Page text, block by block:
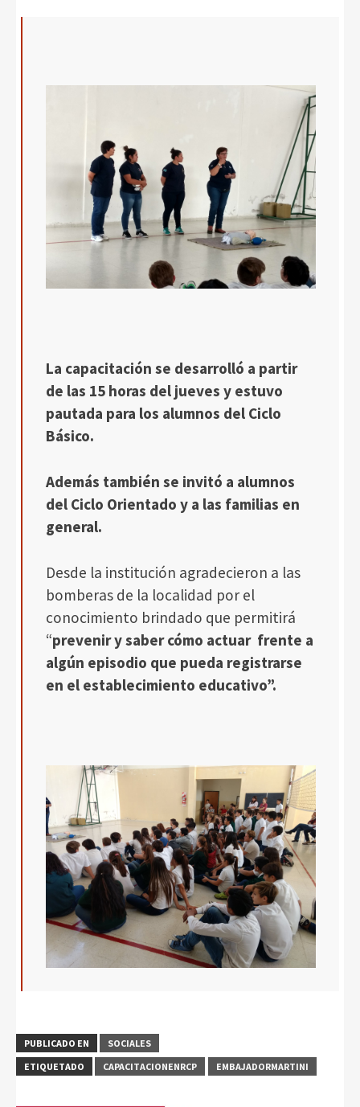
La capacitación se desarrolló a partir
de las 15 horas del jueves y estuvo
pautada para los alumnos del Ciclo
Básico.
Además también se invitó a alumnos
del Ciclo Orientado y a las familias en
general.
Desde la institución agradecieron a las
bomberas de la localidad por el
conocimiento brindado que permitirá
“prevenir y saber cómo actuar frente a
algún episodio que pueda registrarse
en el establecimiento educativo”.
PUBLICADO EN
SOCIALES
ETIQUETADO
CAPACITACIONENRCP EMBAJADORMARTINI